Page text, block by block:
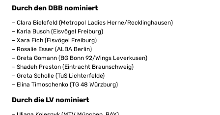
Durch den DBB nominiert
– Clara Bielefeld (Metropol Ladies Herne/Recklinghausen)
– Karla Busch (Eisvögel Freiburg)
– Xara Eich (Eisvögel Freiburg)
– Rosalie Esser (ALBA Berlin)
– Greta Gomann (BG Bonn 92/Wings Leverkusen)
– Shadeh Preston (Eintracht Braunschweig)
– Greta Scholle (TuS Lichterfelde)
– Elina Timoschenko (TG 48 Würzburg)
Durch die LV nominiert